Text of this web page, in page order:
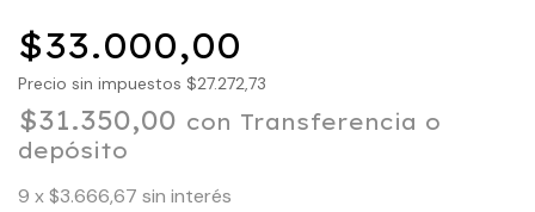
$33.000,00
Precio sin impuestos $27.272,73
$31.350,00 con Transferencia o
depósito
9 x$3.666,67 sin interés